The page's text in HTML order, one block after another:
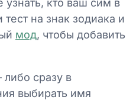
кто ваш сим в
на знак зодиака и
мод, чтобы добавить
либо сразу в
выбирать имя